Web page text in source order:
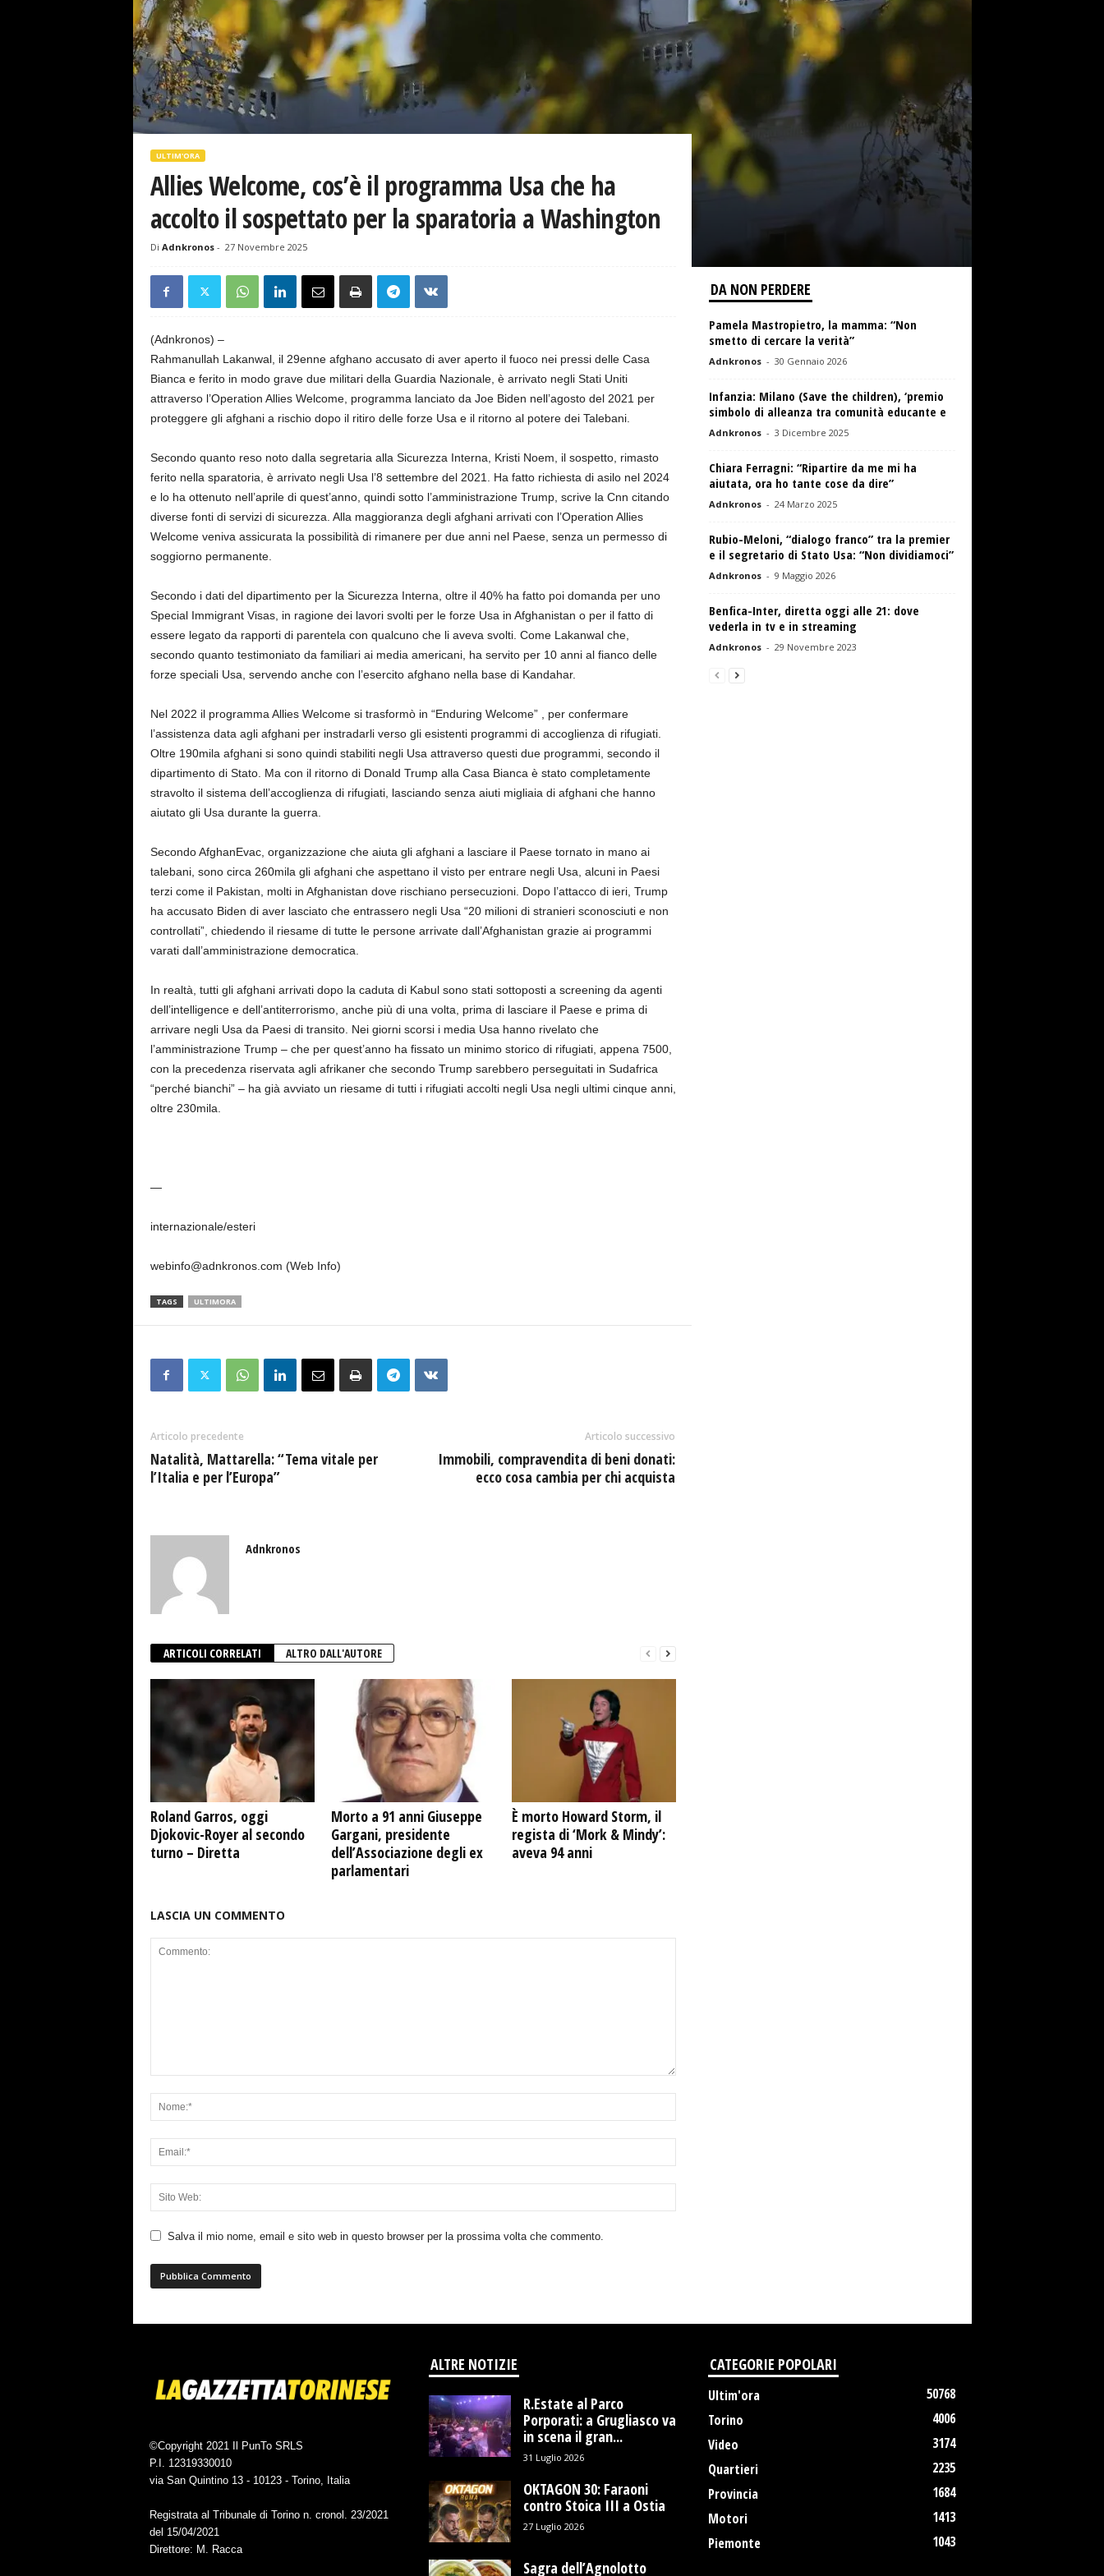
ULTIM'ORA
Allies Welcome, cos’è il programma Usa che ha
accolto il sospettato per la sparatoria a Washington
Di Adnkronos- 27 Novembre 2025
(Adnkronos) –
Rahmanullah Lakanwal, il 29enne afghano accusato di aver aperto il fuoco nei pressi delle Casa
Bianca e ferito in modo grave due militari della Guardia Nazionale, è arrivato negli Stati Uniti
attraverso l’Operation Allies Welcome, programma lanciato da Joe Biden nell’agosto del 2021 per
proteggere gli afghani a rischio dopo il ritiro delle forze Usa e il ritorno al potere dei Talebani.
Secondo quanto reso noto dalla segretaria alla Sicurezza Interna, Kristi Noem, il sospetto, rimasto
ferito nella sparatoria, è arrivato negli Usa l’8 settembre del 2021. Ha fatto richiesta di asilo nel 2024
e lo ha ottenuto nell’aprile di quest’anno, quindi sotto l’amministrazione Trump, scrive la Cnn citando
diverse fonti di servizi di sicurezza. Alla maggioranza degli afghani arrivati con l’Operation Allies
Welcome veniva assicurata la possibilità di rimanere per due anni nel Paese, senza un permesso di
soggiorno permanente.
Secondo i dati del dipartimento per la Sicurezza Interna, oltre il 40% ha fatto poi domanda per uno
Special Immigrant Visas, in ragione dei lavori svolti per le forze Usa in Afghanistan o per il fatto di
essere legato da rapporti di parentela con qualcuno che li aveva svolti. Come Lakanwal che,
secondo quanto testimoniato da familiari ai media americani, ha servito per 10 anni al fianco delle
forze speciali Usa, servendo anche con l’esercito afghano nella base di Kandahar.
Nel 2022 il programma Allies Welcome si trasformò in “Enduring Welcome” , per confermare
l’assistenza data agli afghani per instradarli verso gli esistenti programmi di accoglienza di rifugiati.
Oltre 190mila afghani si sono quindi stabiliti negli Usa attraverso questi due programmi, secondo il
dipartimento di Stato. Ma con il ritorno di Donald Trump alla Casa Bianca è stato completamente
stravolto il sistema dell’accoglienza di rifugiati, lasciando senza aiuti migliaia di afghani che hanno
aiutato gli Usa durante la guerra.
Secondo AfghanEvac, organizzazione che aiuta gli afghani a lasciare il Paese tornato in mano ai
talebani, sono circa 260mila gli afghani che aspettano il visto per entrare negli Usa, alcuni in Paesi
terzi come il Pakistan, molti in Afghanistan dove rischiano persecuzioni. Dopo l’attacco di ieri, Trump
ha accusato Biden di aver lasciato che entrassero negli Usa “20 milioni di stranieri sconosciuti e non
controllati”, chiedendo il riesame di tutte le persone arrivate dall’Afghanistan grazie ai programmi
varati dall’amministrazione democratica.
In realtà, tutti gli afghani arrivati dopo la caduta di Kabul sono stati sottoposti a screening da agenti
dell’intelligence e dell’antiterrorismo, anche più di una volta, prima di lasciare il Paese e prima di
arrivare negli Usa da Paesi di transito. Nei giorni scorsi i media Usa hanno rivelato che
l’amministrazione Trump – che per quest’anno ha fissato un minimo storico di rifugiati, appena 7500,
con la precedenza riservata agli afrikaner che secondo Trump sarebbero perseguitati in Sudafrica
“perché bianchi” – ha già avviato un riesame di tutti i rifugiati accolti negli Usa negli ultimi cinque anni,
oltre 230mila.
—
internazionale/esteri
webinfo@adnkronos.com (Web Info)
TAGS ULTIMORA
Articolo precedente
Natalità, Mattarella: “Tema vitale per
l’Italia e per l’Europa”
Articolo successivo
Immobili, compravendita di beni donati:
ecco cosa cambia per chi acquista
Adnkronos
ARTICOLI CORRELATI ALTRO DALL'AUTORE
Roland Garros, oggi
Djokovic-Royer al secondo
turno – Diretta
Morto a 91 anni Giuseppe
Gargani, presidente
dell’Associazione degli ex
parlamentari
È morto Howard Storm, il
regista di ‘Mork & Mindy’:
aveva 94 anni
LASCIA UN COMMENTO
Salva il mio nome, email e sito web in questo browser per la prossima volta che commento.
DA NON PERDERE
Pamela Mastropietro, la mamma: “Non
smetto di cercare la verità”
Adnkronos - 30 Gennaio 2026
Infanzia: Milano (Save the children), ‘premio
simbolo di alleanza tra comunità educante e
Adnkronos - 3 Dicembre 2025
Chiara Ferragni: “Ripartire da me mi ha
aiutata, ora ho tante cose da dire”
Adnkronos - 24 Marzo 2025
Rubio-Meloni, “dialogo franco” tra la premier
e il segretario di Stato Usa: “Non dividiamoci”
Adnkronos - 9 Maggio 2026
Benfica-Inter, diretta oggi alle 21: dove
vederla in tv e in streaming
Adnkronos - 29 Novembre 2023
©Copyright 2021 Il PunTo SRLS
P.I. 12319330010
via San Quintino 13 - 10123 - Torino, Italia
Registrata al Tribunale di Torino n. cronol. 23/2021
del 15/04/2021
Direttore: M. Racca
ALTRE NOTIZIE
R.Estate al Parco
Porporati: a Grugliasco va
in scena il gran...
31 Luglio 2026
OKTAGON 30: Faraoni
contro Stoica III a Ostia
27 Luglio 2026
Sagra dell’Agnolotto
CATEGORIE POPOLARI
Ultim'ora
50768
Torino
4006
Video
3174
Quartieri
2235
Provincia
1684
Motori
1413
Piemonte
1043